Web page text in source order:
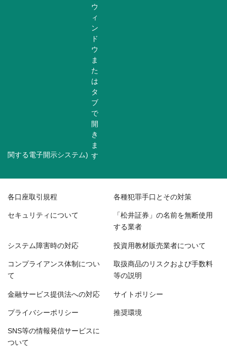
関する電子開示システム)
各口座取引規程 各種犯罪手口とその対策
セキュリティについて 「松井証券」の名前を無断使用
する業者
システム障害時の対応 投資用教材販売業者について
コンプライアンス体制につい
て
取扱商品のリスクおよび手数料
等の説明
金融サービス提供法への対応 サイトポリシー
プライバシーポリシー 推奨環境
SNS等の情報発信サービスに
ついて